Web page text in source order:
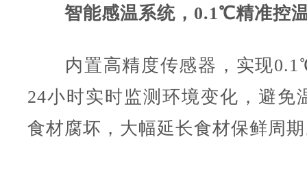
智能感温系统，0.1℃精准控
内置高精度传感器，实现
24小时实时监测环境变化，避免
食材腐坏，大幅延长食材保鲜周